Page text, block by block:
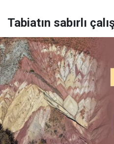
Tabiatın sabırlı